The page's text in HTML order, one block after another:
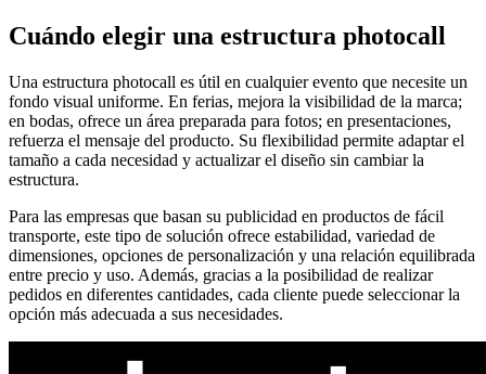
Cuándo elegir una estructura photocall
Una estructura photocall es útil en cualquier evento que necesite un
fondo visual uniforme. En ferias, mejora la visibilidad de la marca;
en bodas, ofrece un área preparada para fotos; en presentaciones,
refuerza el mensaje del producto. Su flexibilidad permite adaptar el
tamaño a cada necesidad y actualizar el diseño sin cambiar la
estructura.
Para las empresas que basan su publicidad en productos de fácil
transporte, este tipo de solución ofrece estabilidad, variedad de
dimensiones, opciones de personalización y una relación equilibrada
entre precio y uso. Además, gracias a la posibilidad de realizar
pedidos en diferentes cantidades, cada cliente puede seleccionar la
opción más adecuada a sus necesidades.